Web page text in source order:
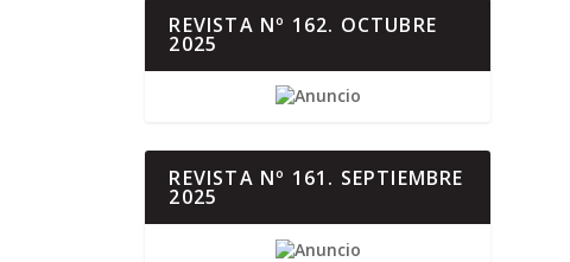
REVISTA Nº 162. OCTUBRE
2025
REVISTA Nº 161. SEPTIEMBRE
2025